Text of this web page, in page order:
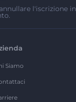
l'iscrizione in
Siamo